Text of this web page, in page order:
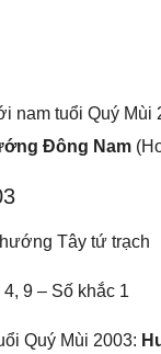
nam tuổi Quý Mùi
Đông Nam
Tây tứ trạch
9 – Số khắc 1
Quý Mùi 2003: